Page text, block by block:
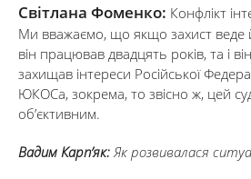
Світлана Фоменко: Конфлікт
Ми вважаємо, що якщо захист веде
він працював двадцять років, та і
захищав інтереси Російської
ЮКОСа, зокрема, то звісно ж, цей
об’єктивним.
Вадим Карп’як: Як розвивалася